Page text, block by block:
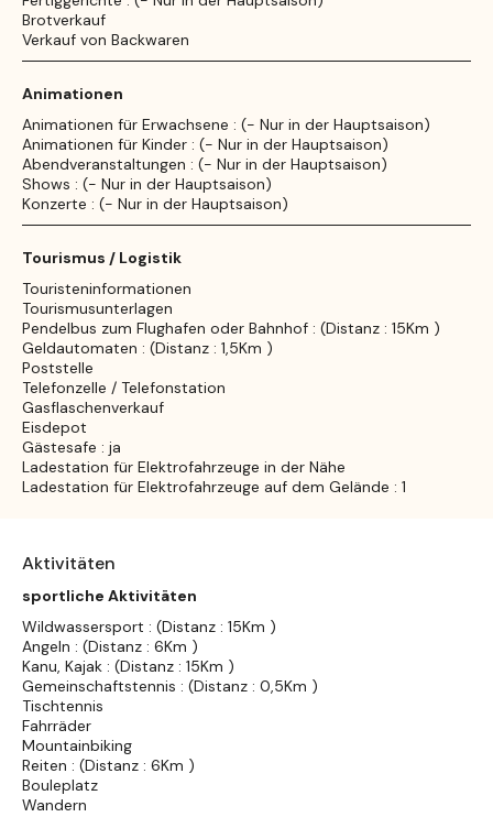
Brotverkauf
Verkauf von Backwaren
Animationen
Animationen für Erwachsene : (- Nur in der Hauptsaison)
Animationen für Kinder : (- Nur in der Hauptsaison)
Abendveranstaltungen : (- Nur in der Hauptsaison)
Shows : (- Nur in der Hauptsaison)
Konzerte : (- Nur in der Hauptsaison)
Tourismus / Logistik
Touristeninformationen
Tourismusunterlagen
Pendelbus zum Flughafen oder Bahnhof : (Distanz : 15Km )
Geldautomaten : (Distanz : 1,5Km )
Poststelle
Telefonzelle / Telefonstation
Gasflaschenverkauf
Eisdepot
Gästesafe : ja
Ladestation für Elektrofahrzeuge in der Nähe
Ladestation für Elektrofahrzeuge auf dem Gelände : 1
Aktivitäten
sportliche Aktivitäten
Wildwassersport : (Distanz : 15Km )
Angeln : (Distanz : 6Km )
Kanu, Kajak : (Distanz : 15Km )
Gemeinschaftstennis : (Distanz : 0,5Km )
Tischtennis
Fahrräder
Mountainbiking
Reiten : (Distanz : 6Km )
Bouleplatz
Wandern